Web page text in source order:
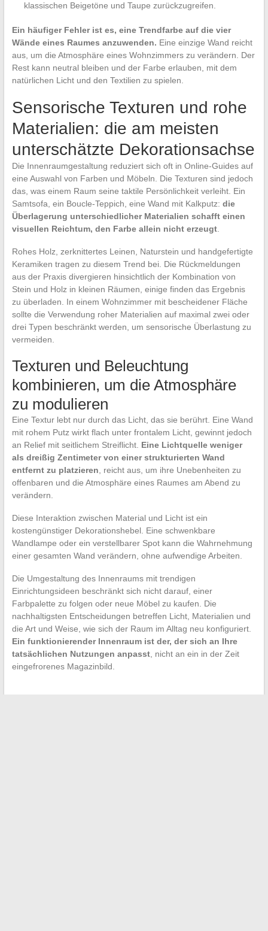
klassischen Beigetöne und Taupe zurückzugreifen.
Ein häufiger Fehler ist es, eine Trendfarbe auf die vier
Wände eines Raumes anzuwenden. Eine einzige Wand reicht
aus, um die Atmosphäre eines Wohnzimmers zu verändern. Der
Rest kann neutral bleiben und der Farbe erlauben, mit dem
natürlichen Licht und den Textilien zu spielen.
Sensorische Texturen und rohe
Materialien: die am meisten
unterschätzte Dekorationsachse
Die Innenraumgestaltung reduziert sich oft in Online-Guides auf
eine Auswahl von Farben und Möbeln. Die Texturen sind jedoch
das, was einem Raum seine taktile Persönlichkeit verleiht. Ein
Samtsofa, ein Boucle-Teppich, eine Wand mit Kalkputz: die
Überlagerung unterschiedlicher Materialien schafft einen
visuellen Reichtum, den Farbe allein nicht erzeugt.
Rohes Holz, zerknittertes Leinen, Naturstein und handgefertigte
Keramiken tragen zu diesem Trend bei. Die Rückmeldungen
aus der Praxis divergieren hinsichtlich der Kombination von
Stein und Holz in kleinen Räumen, einige finden das Ergebnis
zu überladen. In einem Wohnzimmer mit bescheidener Fläche
sollte die Verwendung roher Materialien auf maximal zwei oder
drei Typen beschränkt werden, um sensorische Überlastung zu
vermeiden.
Texturen und Beleuchtung
kombinieren, um die Atmosphäre
zu modulieren
Eine Textur lebt nur durch das Licht, das sie berührt. Eine Wand
mit rohem Putz wirkt flach unter frontalem Licht, gewinnt jedoch
an Relief mit seitlichem Streiflicht. Eine Lichtquelle weniger
als dreißig Zentimeter von einer strukturierten Wand
entfernt zu platzieren, reicht aus, um ihre Unebenheiten zu
offenbaren und die Atmosphäre eines Raumes am Abend zu
verändern.
Diese Interaktion zwischen Material und Licht ist ein
kostengünstiger Dekorationshebel. Eine schwenkbare
Wandlampe oder ein verstellbarer Spot kann die Wahrnehmung
einer gesamten Wand verändern, ohne aufwendige Arbeiten.
Die Umgestaltung des Innenraums mit trendigen
Einrichtungsideen beschränkt sich nicht darauf, einer
Farbpalette zu folgen oder neue Möbel zu kaufen. Die
nachhaltigsten Entscheidungen betreffen Licht, Materialien und
die Art und Weise, wie sich der Raum im Alltag neu konfiguriert.
Ein funktionierender Innenraum ist der, der sich an Ihre
tatsächlichen Nutzungen anpasst, nicht an ein in der Zeit
eingefrorenes Magazinbild.